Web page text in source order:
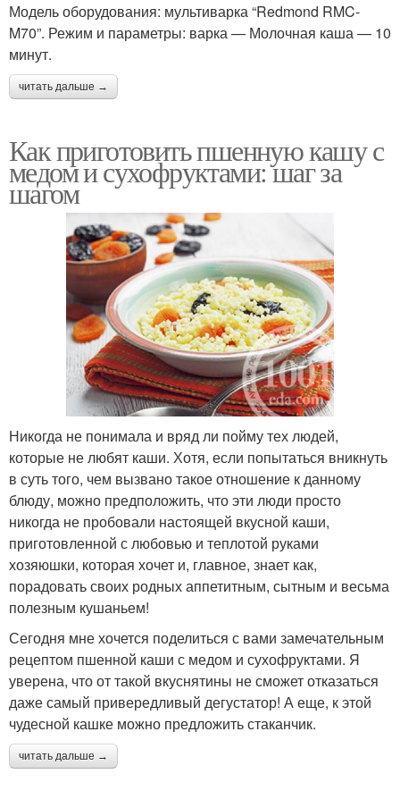
Модель оборудования: мультиварка “Redmond RMC-
M70”. Режим и параметры: варка — Молочная каша — 10
минут.
читать дальше →
Как приготовить пшенную кашу с
медом и сухофруктами: шаг за
шагом
Никогда не понимала и вряд ли пойму тех людей,
которые не любят каши. Хотя, если попытаться вникнуть
в суть того, чем вызвано такое отношение к данному
блюду, можно предположить, что эти люди просто
никогда не пробовали настоящей вкусной каши,
приготовленной с любовью и теплотой руками
хозяюшки, которая хочет и, главное, знает как,
порадовать своих родных аппетитным, сытным и весьма
полезным кушаньем!
Сегодня мне хочется поделиться с вами замечательным
рецептом пшенной каши с медом и сухофруктами. Я
уверена, что от такой вкуснятины не сможет отказаться
даже самый привередливый дегустатор! А еще, к этой
чудесной кашке можно предложить стаканчик.
читать дальше →